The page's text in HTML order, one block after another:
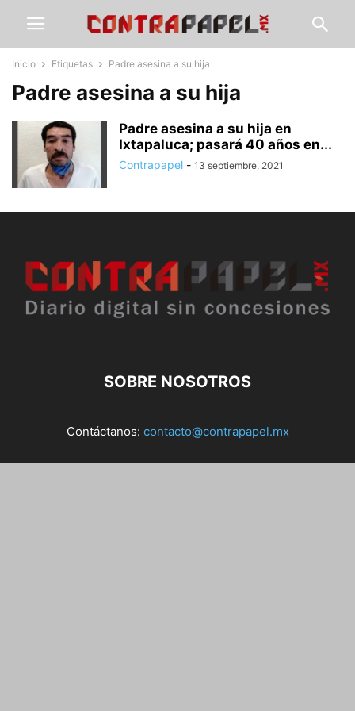
Inicio Etiquetas Padre asesina a su hija
Padre asesina a su hija
Padre asesina a su hija en
Ixtapaluca; pasará 40 años en...
Contrapapel - 13 septiembre, 2021
SOBRE NOSOTROS
Contáctanos: contacto@contrapapel.mx